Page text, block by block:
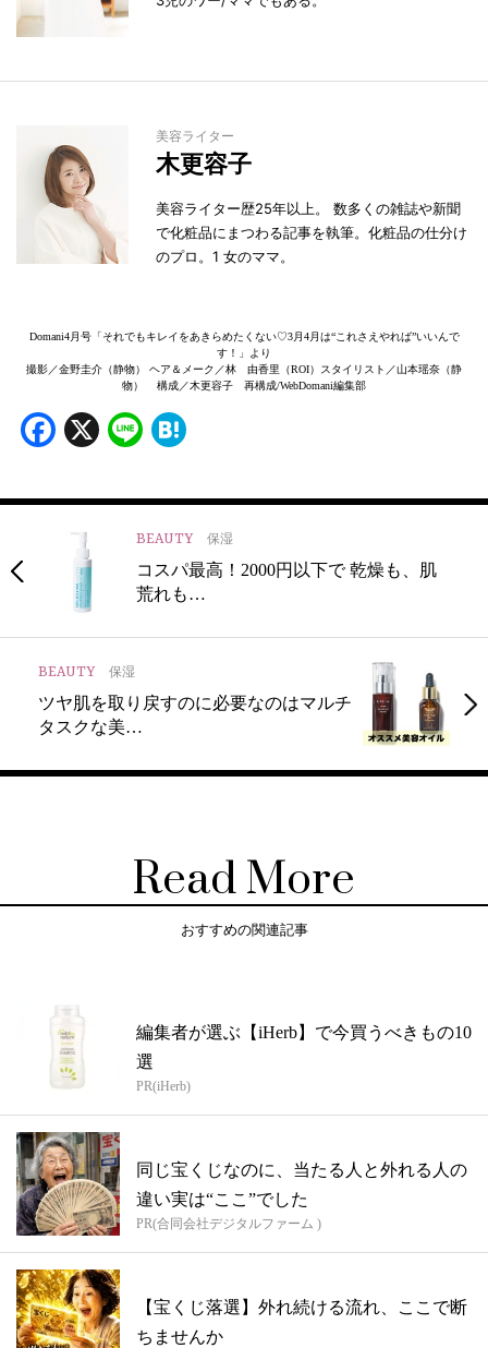
美容ライター
木更容子
美容ライター歴25年以上。 数多くの雑誌や新聞
で化粧品にまつわる記事を執筆。化粧品の仕分け
のプロ。1 女のママ。
Domani4月号「それでもキレイをあきらめたくない♡3月4月は“これさえやれば”いいんで
す！」より
撮影／金野圭介（静物） ヘア＆メーク／林 由香里（ROI）スタイリスト／山本瑶奈（静
物） 構成／木更容子 再構成/WebDomani編集部
Facebook
X Line
BEAUTY 保湿
コスパ最高！2000円以下で 乾燥も、肌
荒れも…
BEAUTY 保湿
ツヤ肌を取り戻すのに必要なのはマルチ
タスクな美…
Read More
おすすめの関連記事
編集者が選ぶ【iHerb】で今買うべきもの10
選
PR(iHerb)
同じ宝くじなのに、当たる人と外れる人の
違い実は“ここ”でした
PR(合同会社デジタルファーム )
【宝くじ落選】外れ続ける流れ、ここで断
ちませんか